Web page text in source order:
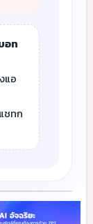
อท
แอ
ชทก